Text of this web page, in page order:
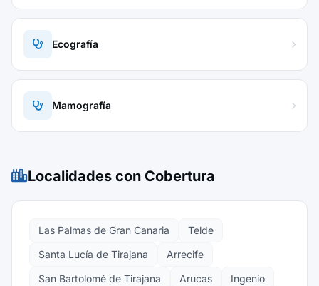
Ecografía
Mamografía
Localidades con Cobertura
Las Palmas de Gran Canaria
Telde
Santa Lucía de Tirajana
Arrecife
San Bartolomé de Tirajana
Arucas
Ingenio